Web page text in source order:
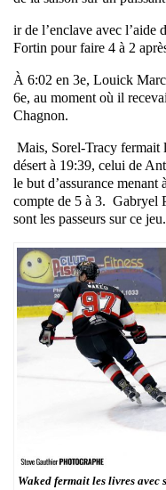
irde l’enclave avec l’aide
Fortin pour faire 4 à 2
À 6:02 en 3e, Louick
6e, au moment où il
Chagnon.
Mais, Sorel-Tracy fermait
désert à 19:39, celui de
le but d’assurance
compte de 5 à 3. Gabryel
sont les passeurs sur ce jeu.
Waked fermait les livres avec